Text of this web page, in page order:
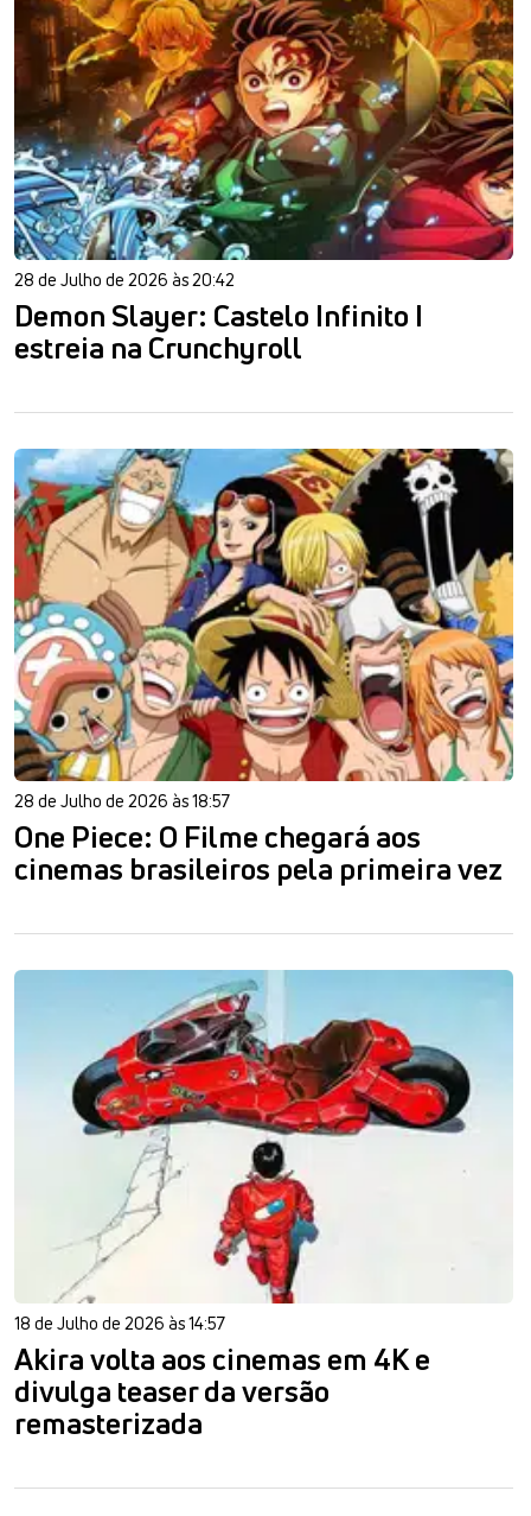
28 de Julho de 2026 às 20:42
Demon Slayer: Castelo Infinito I
estreia na Crunchyroll
28 de Julho de 2026 às 18:57
One Piece: O Filme chegará aos
cinemas brasileiros pela primeira vez
18 de Julho de 2026 às 14:57
Akira volta aos cinemas em 4K e
divulga teaser da versão
remasterizada